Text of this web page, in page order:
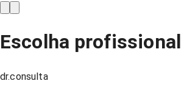
Escolha
dr.consulta